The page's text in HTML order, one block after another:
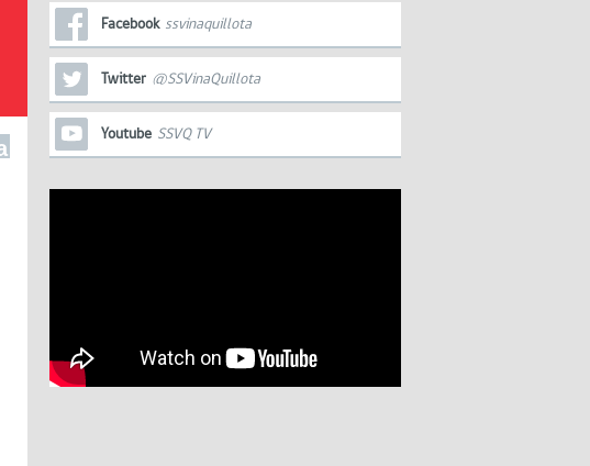
Facebook ssvinaquillota
Twitter @SSVinaQuillota
Youtube SSVQ TV